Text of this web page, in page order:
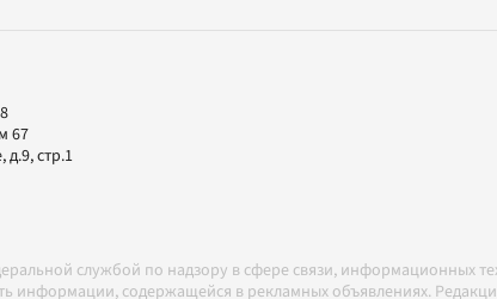
67
д.9, стр.1
службой по надзору в сфере связи, информационных
информации, содержащейся в рекламных объявлениях.